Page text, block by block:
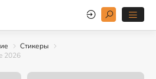
Стикеры
2026